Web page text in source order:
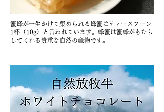
蜜蜂が一生かけて集められる蜂蜜はティースプーン
1杯（10g）と言われています。蜂蜜は蜜蜂がもたら
してくれる貴重な自然の産物です。